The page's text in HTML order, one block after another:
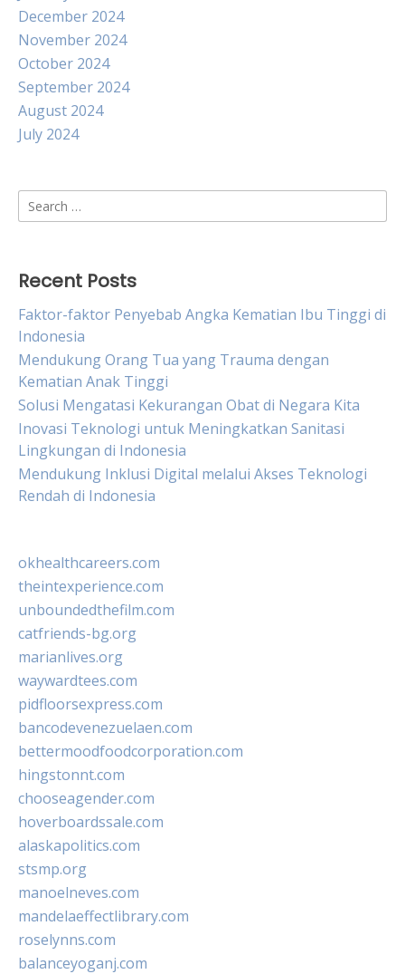
December 2024
November 2024
October 2024
September 2024
August 2024
July 2024
Search
for:
Recent Posts
Faktor-faktor Penyebab Angka Kematian Ibu Tinggi di
Indonesia
Mendukung Orang Tua yang Trauma dengan
Kematian Anak Tinggi
Solusi Mengatasi Kekurangan Obat di Negara Kita
Inovasi Teknologi untuk Meningkatkan Sanitasi
Lingkungan di Indonesia
Mendukung Inklusi Digital melalui Akses Teknologi
Rendah di Indonesia
okhealthcareers.com
theintexperience.com
unboundedthefilm.com
catfriends-bg.org
marianlives.org
waywardtees.com
pidfloorsexpress.com
bancodevenezuelaen.com
bettermoodfoodcorporation.com
hingstonnt.com
chooseagender.com
hoverboardssale.com
alaskapolitics.com
stsmp.org
manoelneves.com
mandelaeffectlibrary.com
roselynns.com
balanceyoganj.com